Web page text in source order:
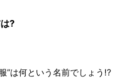
?
”は何という名前でしょう!?